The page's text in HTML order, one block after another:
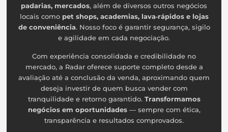
padarias, mercados, além de diversos outros negócios
locais como pet shops, academias, lava‑rápidos e lojas
de conveniência. Nosso foco é garantir segurança, sigilo
e agilidade em cada negociação.
Com experiência consolidada e credibilidade no
mercado, a Radar oferece suporte completo desde a
avaliação até a conclusão da venda, aproximando quem
deseja investir de quem busca vender com
tranquilidade e retorno garantido. Transformamos
negócios em oportunidades— sempre com ética,
transparência e resultados comprovados.